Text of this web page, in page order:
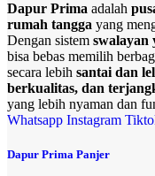
Dapur Prima adalah
rumah tangga yang
Dengan sistem swalayan
bisa bebas memilih
secara lebih santai dan
berkualitas, dan
yang lebih nyaman dan
Whatsapp Instagram
Dapur Prima Panjer